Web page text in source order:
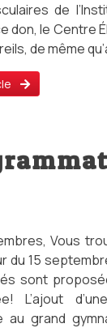
de
don, le Centre
de même
Vous
du 15
sont
L’ajout
au grand